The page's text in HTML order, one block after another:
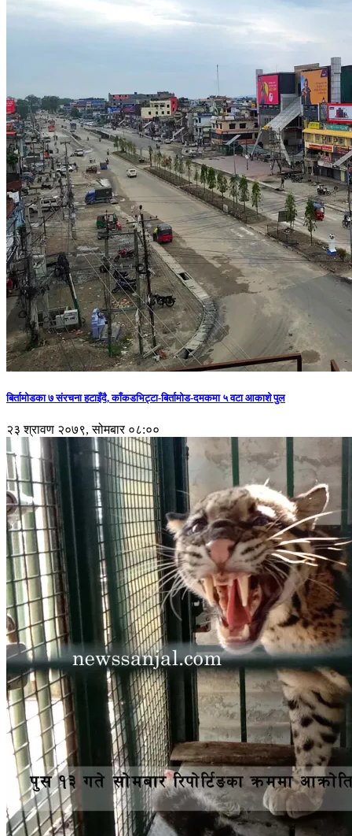
बिर्तामोडका ७ संरचना हटाइँदै, काँकडभिट्टा-बिर्तामोड-दमकमा ५ वटा आकाशे पुल
२३ श्रावण २०७९, सोमबार ०८:००